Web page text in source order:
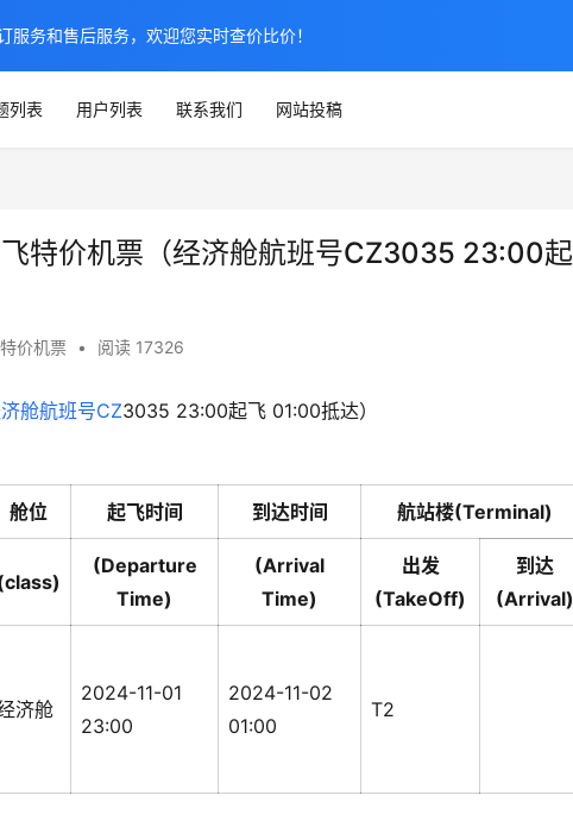
列表 用户列表 联系我们 网站投稿
特价机票（经济舱航班号CZ3035 23:00起
价机票 • 阅读 17326
舱航班号CZ3035 23:00起飞 01:00抵达）
舱位 起飞时间 到达时间 航站楼(Terminal)
(Departure
Time)
(Arrival
Time)
出发
(TakeOff)
到达
(Arrival)
济舱
2024-11-01
23:00
2024-11-02
01:00
T2
务和售后服务，欢迎您实时查价比价！